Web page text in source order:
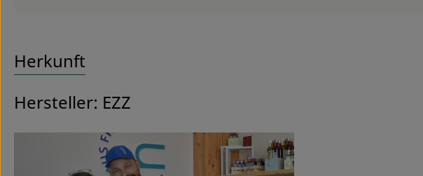
Herkunft
Hersteller: EZZ